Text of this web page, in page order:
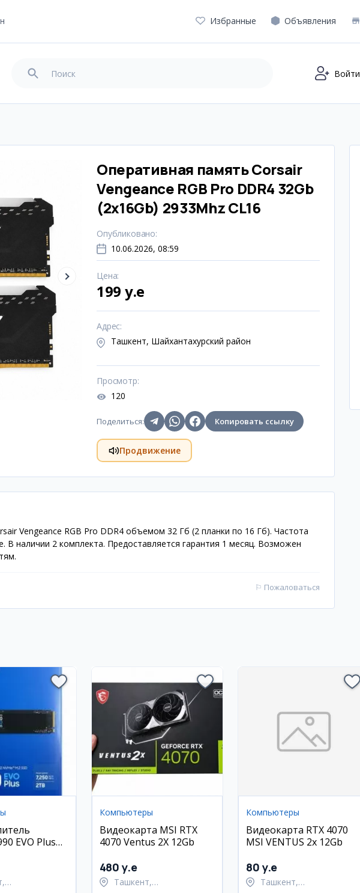
Избранные Объявления
Войти
Оперативная память Corsair
Vengeance RGB Pro DDR4 32Gb
(2x16Gb) 2933Mhz CL16
Опубликовано:
10.06.2026, 08:59
Цена:
199 y.e
Адрес:
Ташкент, Шайхантахурский район
Просмотр:
120
Поделиться: Копировать ссылку
Продвижение
Vengeance RGB Pro DDR4 объемом 32 Гб (2 планки по 16 Гб). Частота
В наличии 2 комплекта. Предоставляется гарантия 1 месяц. Возможен
⚐ Пожаловаться
EVO Plus
Компьютеры
Видеокарта MSI RTX
4070 Ventus 2X 12Gb
480 y.e
Ташкент,
Компьютеры
Видеокарта RTX 4070
MSI VENTUS 2x 12Gb
80 y.e
Ташкент,